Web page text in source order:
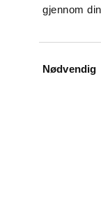
gjennom
Nødvendig